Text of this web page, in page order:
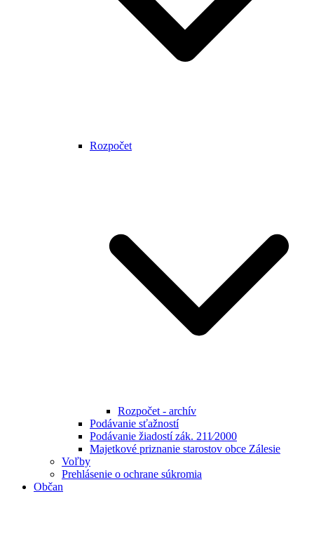
Rozpočet
Rozpočet - archív
Podávanie sťažností
Podávanie žiadostí zák. 211⁄2000
Majetkové priznanie starostov obce Zálesie
Voľby
Prehlásenie o ochrane súkromia
Občan